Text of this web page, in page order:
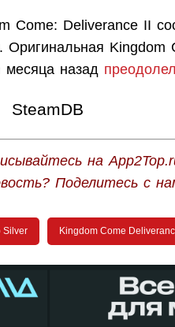
Come: Deliverance II
Оригинальная
месяца назад
SteamDB
на
Поделитесь с
Silver Kingdom Come